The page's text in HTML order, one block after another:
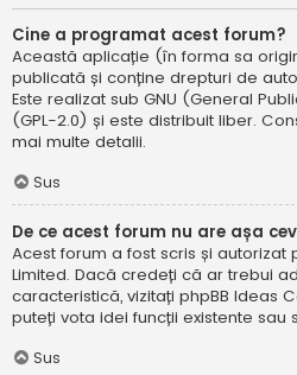
Cine a programat acest forum?
Această aplicație (în forma sa
publicată și conține drepturi de
Este realizat sub GNU (General
(GPL-2.0) și este distribuit liber.
mai multe detalii.
Sus
De ce acest forum nu are așa
Acest forum a fost scris și autorizat
Limited. Dacă credeți că ar trebui
caracteristică, vizitați phpBB Ideas
puteți vota idei funcții existente sau
Sus